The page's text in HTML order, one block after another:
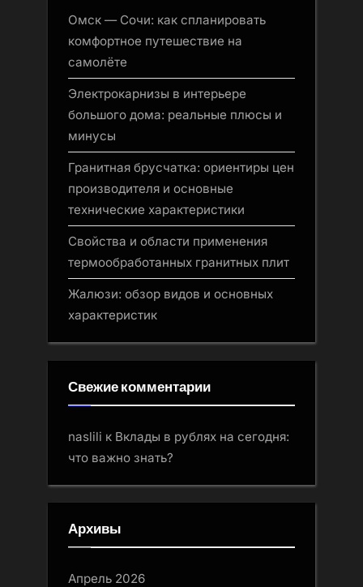
Омск — Сочи: как спланировать
комфортное путешествие на
самолёте
Электрокарнизы в интерьере
большого дома: реальные плюсы и
минусы
Гранитная брусчатка: ориентиры цен
производителя и основные
технические характеристики
Свойства и области применения
термообработанных гранитных плит
Жалюзи: обзор видов и основных
характеристик
Свежие комментарии
naslili к Вклады в рублях на сегодня:
что важно знать?
Архивы
Апрель 2026